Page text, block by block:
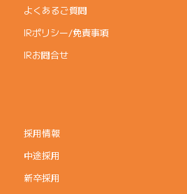
よくあるご質問
IRポリシー/免責事項
IRお問合せ
採用情報
中途採用
新卒採用